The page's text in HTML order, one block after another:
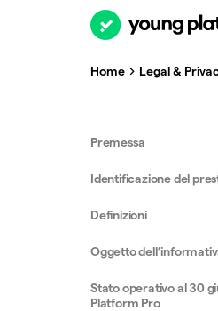
Home Legal &
Premessa
Identificazione del
Definizioni
Oggetto
Stato operativo al 30
Platform Pro